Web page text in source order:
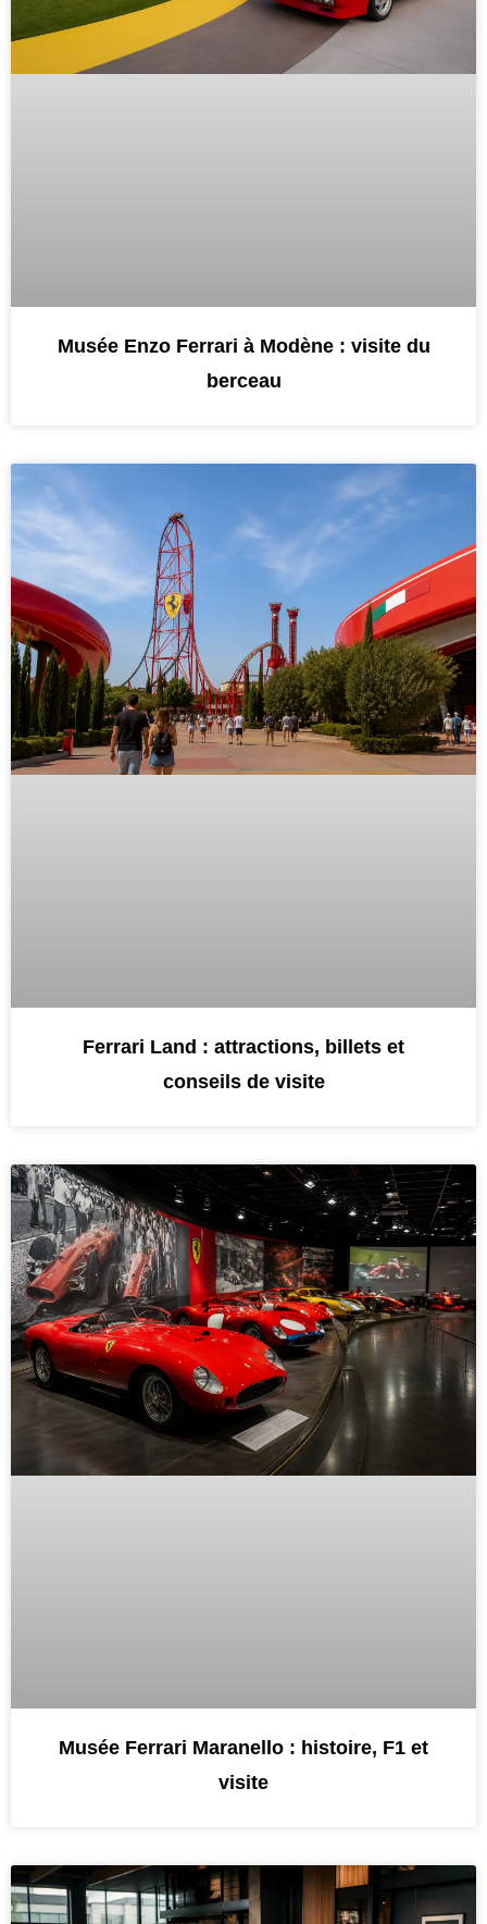
Musée Enzo Ferrari à Modène : visite du
berceau
Ferrari Land : attractions, billets et
conseils de visite
Musée Ferrari Maranello : histoire, F1 et
visite